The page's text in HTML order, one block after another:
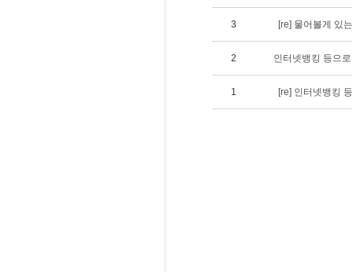
3 [re] 물어볼게 있
2 인터넷뱅킹 등으
1 [re] 인터넷뱅킹